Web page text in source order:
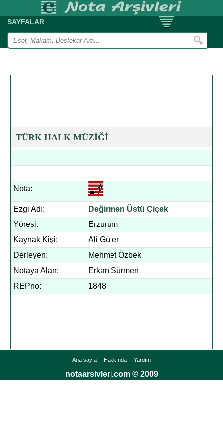
SAYFALAR
TÜRK HALK MÜZİĞİ
Nota:
Ezgi Adı:
Değirmen Üstü Çiçek
Yöresi:
Erzurum
Kaynak Kişi:
Ali Güler
Derleyen:
Mehmet Özbek
Notaya Alan:
Erkan Sürmen
REPno:
1848
Ana sayfa Hakkında Yardım
notaarsivleri.com © 2009